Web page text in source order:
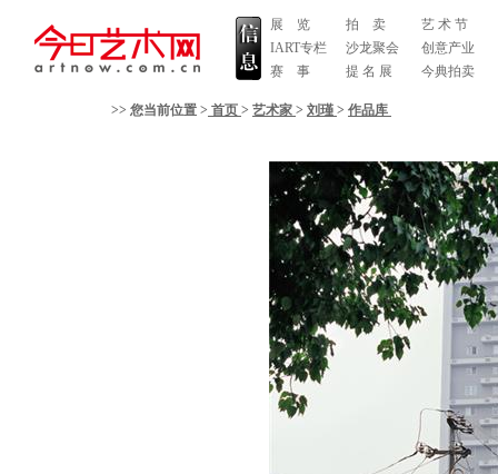
展 览
IART专栏
赛 事
拍 卖
沙龙聚会
提 名 展
艺 术 节
创意产业
今典拍卖
>> 您当前位置 > 首页 > 艺术家 > 刘瑾 > 作品库